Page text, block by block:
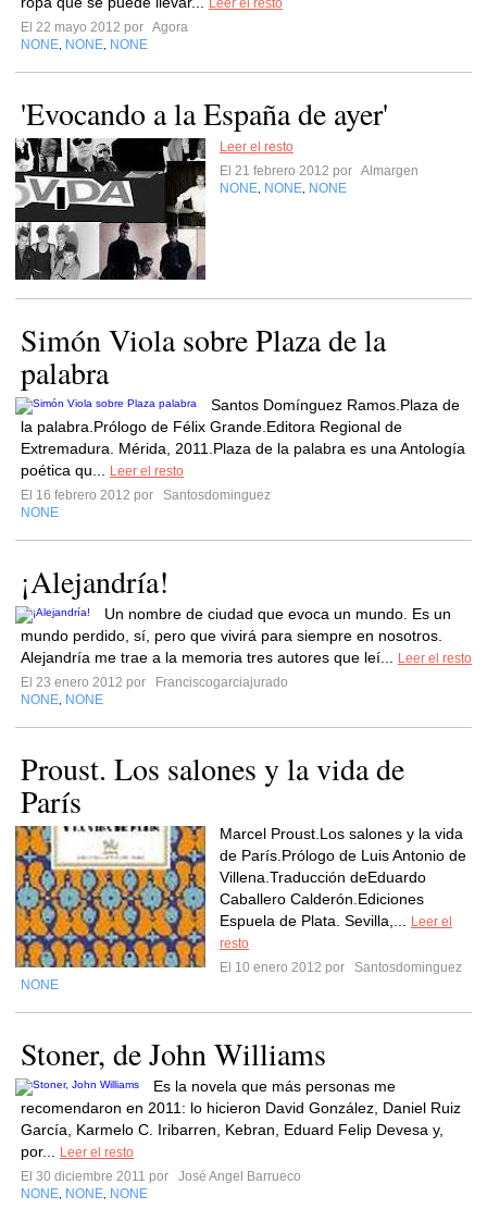
Leer el resto
El 22 mayo 2012 por Agora
NONE NONE NONE
'Evocando a la España de ayer'
Leer el resto
El 21 febrero 2012 por Almargen
NONE NONE NONE
Simón Viola sobre Plaza de la
palabra
Santos Domínguez Ramos.Plaza de
la palabra.Prólogo de Félix Grande.Editora Regional de
Extremadura. Mérida, 2011.Plaza de la palabra es una Antología
poética qu...
Leer el resto
El 16 febrero 2012 por
Santosdominguez
NONE
¡Alejandría!
Un nombre de ciudad que evoca un mundo. Es un
mundo perdido, sí, pero que vivirá para siempre en nosotros.
Alejandría me trae a la memoria tres autores que leí...
Leer el resto
El 23 enero 2012 por
Franciscogarciajurado
NONE NONE
Proust. Los salones y la vida de
París
Marcel Proust.Los salones y la vida
de París.Prólogo de Luis Antonio de
Villena.Traducción deEduardo
Caballero Calderón.Ediciones
Espuela de Plata. Sevilla,...
Leer el
resto
El 10 enero 2012 por
Santosdominguez
NONE
Stoner, de John Williams
Es la novela que más personas me
recomendaron en 2011: lo hicieron David González, Daniel Ruiz
García, Karmelo C. Iribarren, Kebran, Eduard Felip Devesa y,
por...
Leer el resto
El 30 diciembre 2011 por
José Angel Barrueco
NONE NONE NONE